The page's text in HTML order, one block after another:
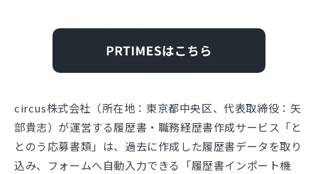
circus株式会社（所在地：東京都中央区、代表取締役：⽮
部貴志）が運営する履歴書・職務経歴書作成サービス「と
とのう応募書類」は、過去に作成した履歴書データを取り
込み、フォームへ自動入力できる「履歴書インポート機